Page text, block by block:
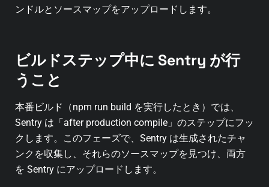
ンドルとソースマップをアップロードします。
ビルドステップ中に Sentry が行
うこと
本番ビルド（npm run build を実行したとき）では、
Sentry は「after production compile」のステップにフッ
クします。このフェーズで、Sentry は生成されたチャ
ンクを収集し、それらのソースマップを見つけ、両方
を Sentry にアップロードします。